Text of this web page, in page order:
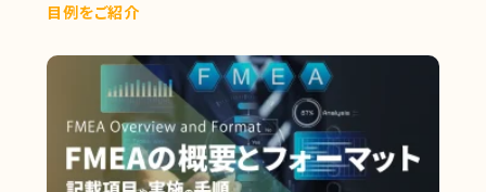
目例をご紹介